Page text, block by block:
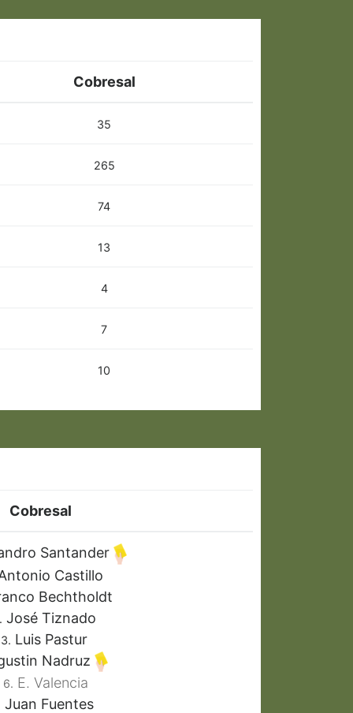
Cobresal
35
265
74
13
4
7
10
Cobresal
Santander
Castillo
Bechtholdt
José Tiznado
Luis Pastur
Nadruz
6. E. Valencia
Juan Fuentes